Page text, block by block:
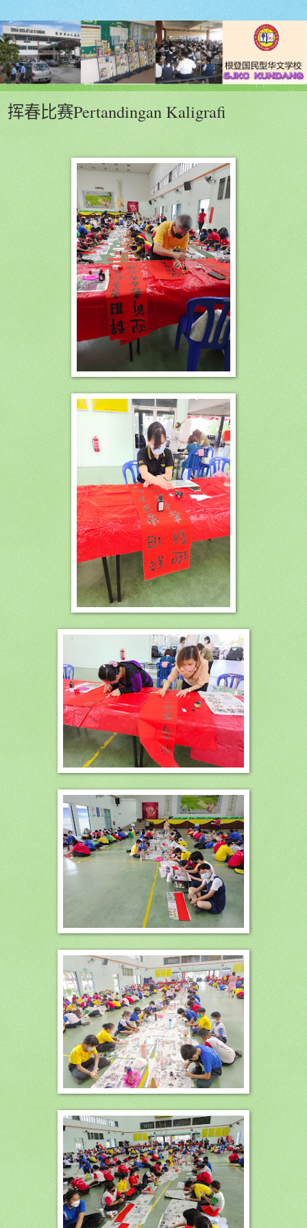
挥春比赛Pertandingan Kaligrafi